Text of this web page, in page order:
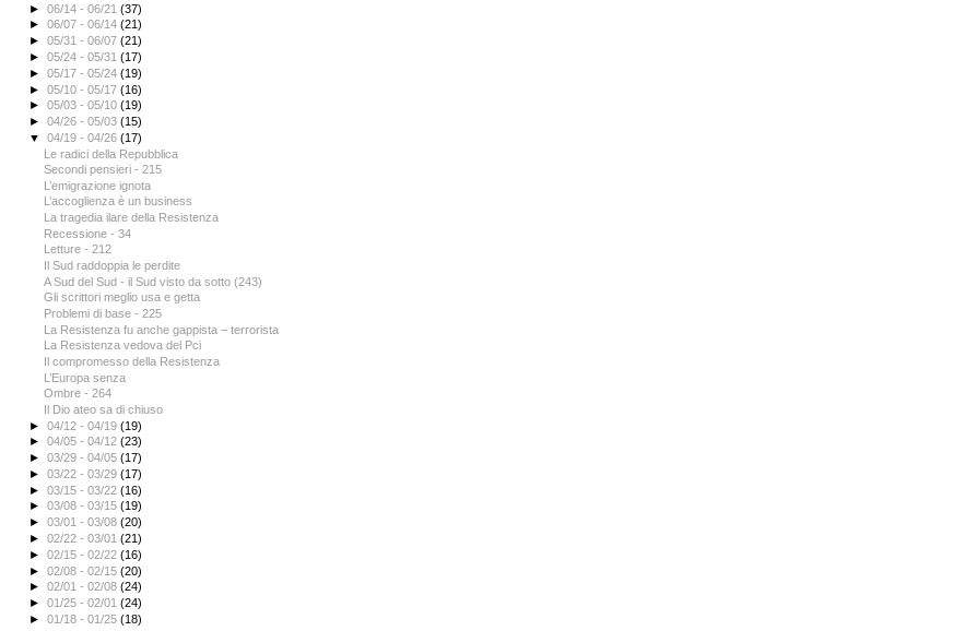
►06/14 - 06/21(37)
►06/07 - 06/14(21)
►05/31 - 06/07(21)
►05/24 - 05/31(17)
►05/17 - 05/24(19)
►05/10 - 05/17(16)
►05/03 - 05/10(19)
►04/26 - 05/03(15)
▼04/19 - 04/26(17)
Le radici della Repubblica
Secondi pensieri - 215
L’emigrazione ignota
L’accoglienza è un business
La tragedia ilare della Resistenza
Recessione - 34
Letture - 212
Il Sud raddoppia le perdite
A Sud del Sud - il Sud visto da sotto (243)
Gli scrittori meglio usa e getta
Problemi di base - 225
La Resistenza fu anche gappista – terrorista
La Resistenza vedova del Pci
Il compromesso della Resistenza
L’Europa senza
Ombre - 264
Il Dio ateo sa di chiuso
►04/12 - 04/19(19)
►04/05 - 04/12(23)
►03/29 - 04/05(17)
►03/22 - 03/29(17)
►03/15 - 03/22(16)
►03/08 - 03/15(19)
►03/01 - 03/08(20)
►02/22 - 03/01(21)
►02/15 - 02/22(16)
►02/08 - 02/15(20)
►02/01 - 02/08(24)
►01/25 - 02/01(24)
►01/18 - 01/25(18)